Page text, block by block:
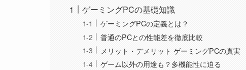
ゲーミングPCの基礎知識
ゲーミングPCの定義とは？
普通のPCとの性能差を徹底比較
メリット・デメリット ゲーミングPCの真実
ゲーム以外の用途も？多機能性に迫る